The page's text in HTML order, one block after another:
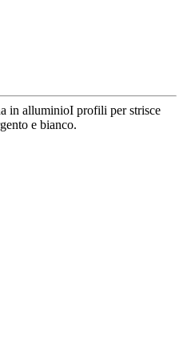
in alluminioI profili per strisce
e bianco.